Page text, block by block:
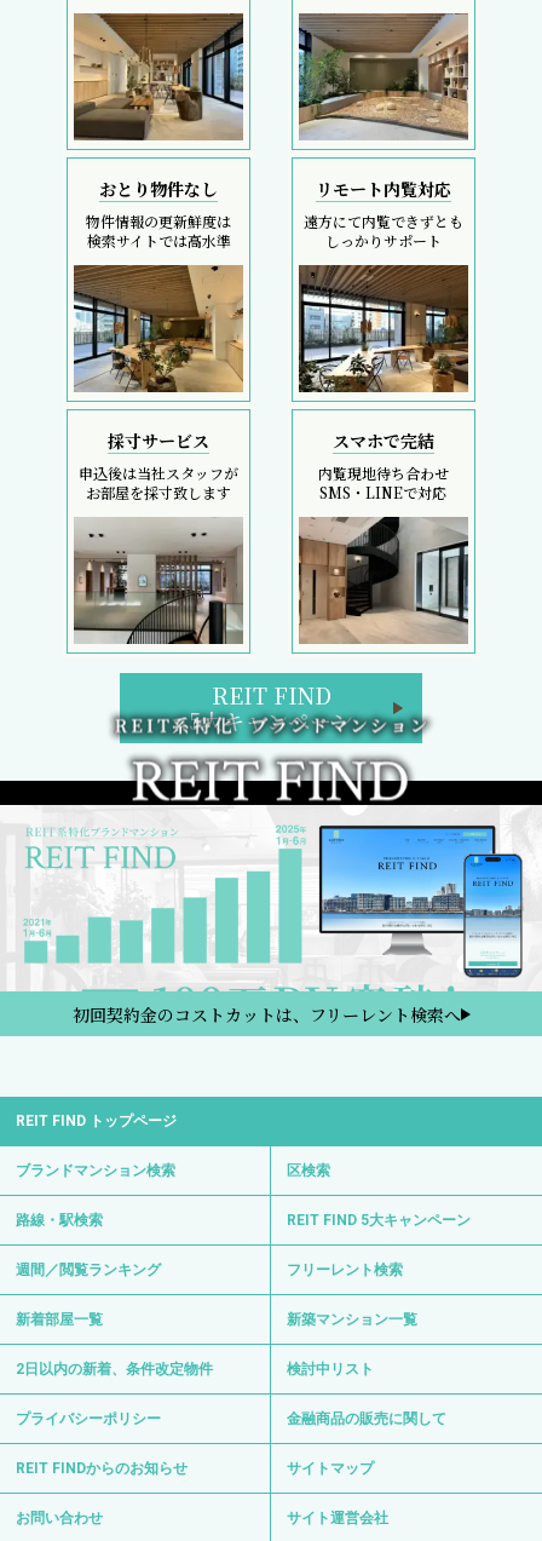
おとり物件なし
物件情報の更新鮮度は
検索サイトでは高水準
リモート内覧対応
遠方にて内覧できずとも
しっかりサポート
採寸サービス
申込後は当社スタッフが
お部屋を採寸致します
スマホで完結
内覧現地待ち合わせ
SMS・LINEで対応
REIT FIND
5大キャンペーン
初回契約金のコストカットは、フリーレント検索へ
REIT FIND トップページ
ブランドマンション検索 区検索
路線・駅検索 REIT FIND 5大キャンペーン
週間／閲覧ランキング フリーレント検索
新着部屋一覧 新築マンション一覧
2日以内の新着、条件改定物件 検討中リスト
プライバシーポリシー 金融商品の販売に関して
REIT FINDからのお知らせ サイトマップ
お問い合わせ サイト運営会社